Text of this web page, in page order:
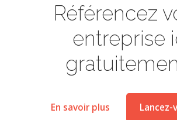
Référencez
entreprise
En savoir plus Lancez-